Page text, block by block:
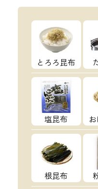
とろろ昆布
塩昆布
根昆布